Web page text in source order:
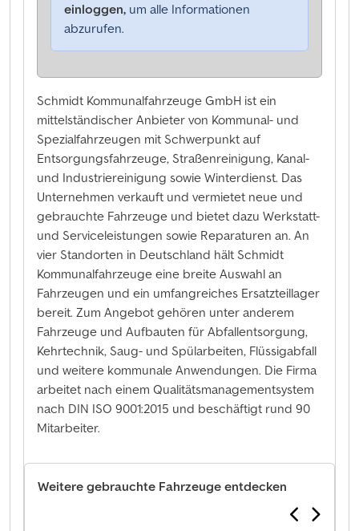
Schmidt Kommunalfahrzeuge GmbH ist ein
mittelständischer Anbieter von Kommunal- und
Spezialfahrzeugen mit Schwerpunkt auf
Entsorgungsfahrzeuge, Straßenreinigung, Kanal-
und Industriereinigung sowie Winterdienst. Das
Unternehmen verkauft und vermietet neue und
gebrauchte Fahrzeuge und bietet dazu Werkstatt-
und Serviceleistungen sowie Reparaturen an. An
vier Standorten in Deutschland hält Schmidt
Kommunalfahrzeuge eine breite Auswahl an
Fahrzeugen und ein umfangreiches Ersatzteillager
bereit. Zum Angebot gehören unter anderem
Fahrzeuge und Aufbauten für Abfallentsorgung,
Kehrtechnik, Saug- und Spülarbeiten, Flüssigabfall
und weitere kommunale Anwendungen. Die Firma
arbeitet nach einem Qualitätsmanagementsystem
nach DIN ISO 9001:2015 und beschäftigt rund 90
Mitarbeiter.
einloggen, um alle Informationen
abzurufen.
Weitere gebrauchte Fahrzeuge entdecken